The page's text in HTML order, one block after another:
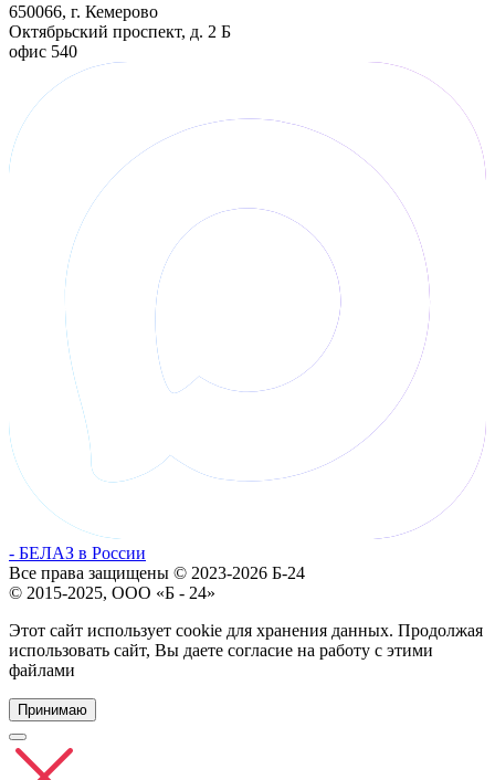
650066, г. Кемерово
Октябрьский проспект, д. 2 Б
офис 540
- БЕЛАЗ в России
Все права защищены © 2023-2026 Б-24
© 2015-2025, ООО «Б - 24»
Этот сайт использует cookie для хранения данных. Продолжая
использовать сайт, Вы даете согласие на работу с этими
файлами
Принимаю